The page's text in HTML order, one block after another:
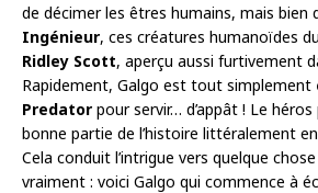
de décimer les êtres humains, mais bien
Ingénieur, ces créatures humanoïdes
Ridley Scott, aperçu aussi furtivement
Rapidement, Galgo est tout simplement
Predator pour servir… d’appât ! Le
bonne partie de l’histoire littéralement
Cela conduit l’intrigue vers quelque
vraiment : voici Galgo qui commence à